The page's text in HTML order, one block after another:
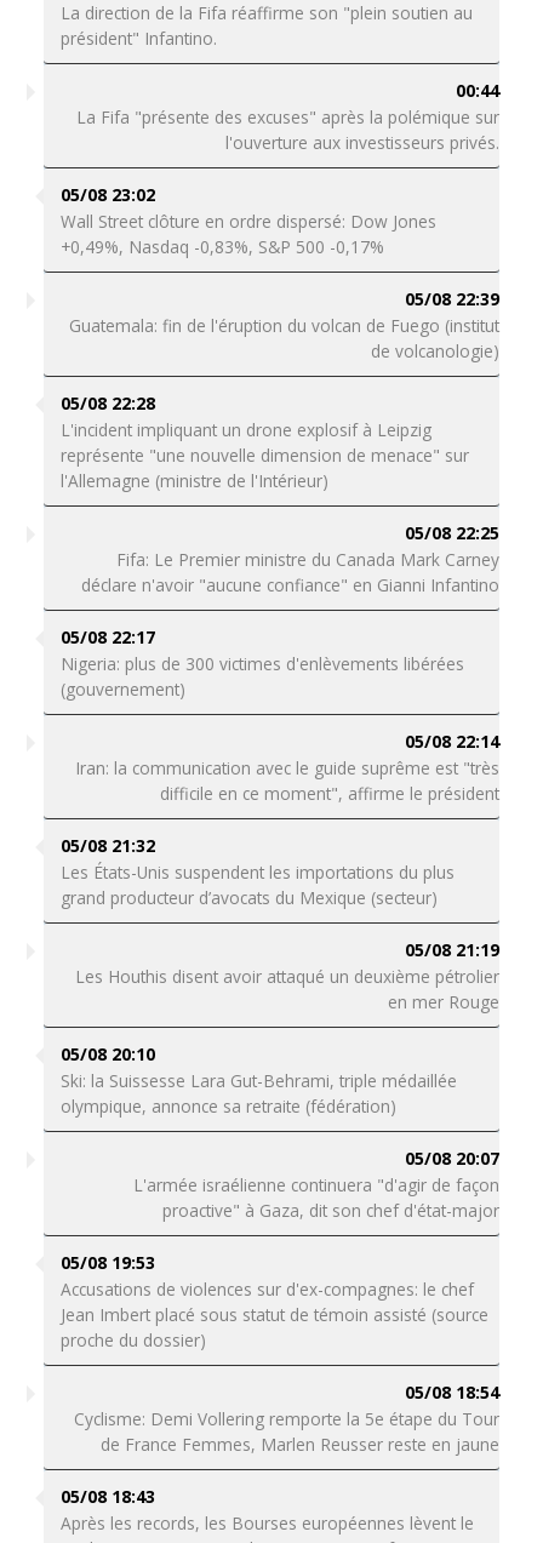
La direction de la Fifa réaffirme son "plein soutien au
président" Infantino.
00:44
La Fifa "présente des excuses" après la polémique sur
l'ouverture aux investisseurs privés.
05/08 23:02
Wall Street clôture en ordre dispersé: Dow Jones
+0,49%, Nasdaq -0,83%, S&P 500 -0,17%
05/08 22:39
Guatemala: fin de l'éruption du volcan de Fuego (institut
de volcanologie)
05/08 22:28
L'incident impliquant un drone explosif à Leipzig
représente "une nouvelle dimension de menace" sur
l'Allemagne (ministre de l'Intérieur)
05/08 22:25
Fifa: Le Premier ministre du Canada Mark Carney
déclare n'avoir "aucune confiance" en Gianni Infantino
05/08 22:17
Nigeria: plus de 300 victimes d'enlèvements libérées
(gouvernement)
05/08 22:14
Iran: la communication avec le guide suprême est "très
difficile en ce moment", affirme le président
05/08 21:32
Les États-Unis suspendent les importations du plus
grand producteur d’avocats du Mexique (secteur)
05/08 21:19
Les Houthis disent avoir attaqué un deuxième pétrolier
en mer Rouge
05/08 20:10
Ski: la Suissesse Lara Gut-Behrami, triple médaillée
olympique, annonce sa retraite (fédération)
05/08 20:07
L'armée israélienne continuera "d'agir de façon
proactive" à Gaza, dit son chef d'état-major
05/08 19:53
Accusations de violences sur d'ex-compagnes: le chef
Jean Imbert placé sous statut de témoin assisté (source
proche du dossier)
05/08 18:54
Cyclisme: Demi Vollering remporte la 5e étape du Tour
de France Femmes, Marlen Reusser reste en jaune
05/08 18:43
Après les records, les Bourses européennes lèvent le